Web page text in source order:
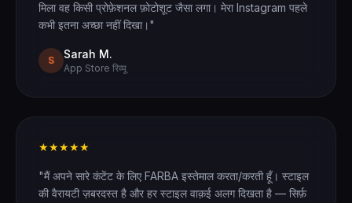
मिला वह किसी प्रोफ़ेशनल फ़ोटोशूट जैसा लगा। मेरा Instagram पहले
कभी इतना अच्छा नहीं दिखा।"
S Sarah M.
App Store रिव्यू
★★★★★
"मैं अपने सारे कंटेंट के लिए FARBA इस्तेमाल करता/करती हूँ। स्टाइल
की वैरायटी ज़बरदस्त है और हर स्टाइल वाक़ई अलग दिखता है — सिर्फ़